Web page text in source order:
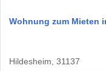
Wohnung zum Mieten
Hildesheim, 31137